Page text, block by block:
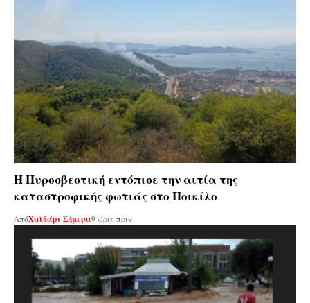
Η Πυροσβεστική εντόπισε την αιτία της
καταστροφικής φωτιάς στο Ποικίλο
ΑπόΧαϊδάρι Σήμερα9 ώρες πριν